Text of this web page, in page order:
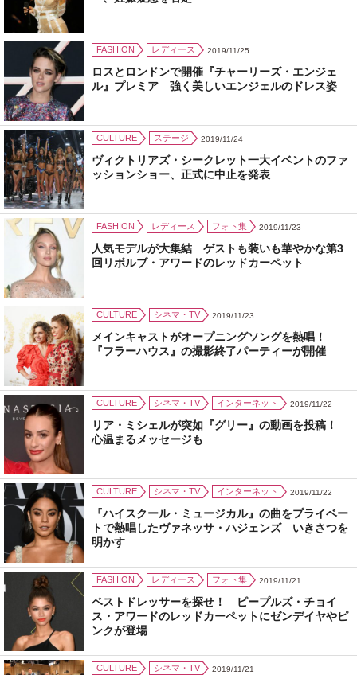
FASHION レディース 2019/11/25
ロスとロンドンで開催『チャーリーズ・エンジェ
ル』プレミア 強く美しいエンジェルのドレス姿
CULTURE ステージ 2019/11/24
ヴィクトリアズ・シークレット一大イベントのファ
ッションショー、正式に中止を発表
FASHION レディース フォト集 2019/11/23
人気モデルが大集結 ゲストも装いも華やかな第3
回リボルブ・アワードのレッドカーペット
CULTURE シネマ・TV 2019/11/23
メインキャストがオープニングソングを熱唱！
『フラーハウス』の撮影終了パーティーが開催
CULTURE シネマ・TV インターネット 2019/11/22
リア・ミシェルが突如『グリー』の動画を投稿！
心温まるメッセージも
CULTURE シネマ・TV インターネット 2019/11/22
『ハイスクール・ミュージカル』の曲をプライベー
トで熱唱したヴァネッサ・ハジェンズ いきさつを
明かす
FASHION レディース フォト集 2019/11/21
ベストドレッサーを探せ！ ピープルズ・チョイ
ス・アワードのレッドカーペットにゼンデイヤやピ
ンクが登場
CULTURE シネマ・TV 2019/11/21